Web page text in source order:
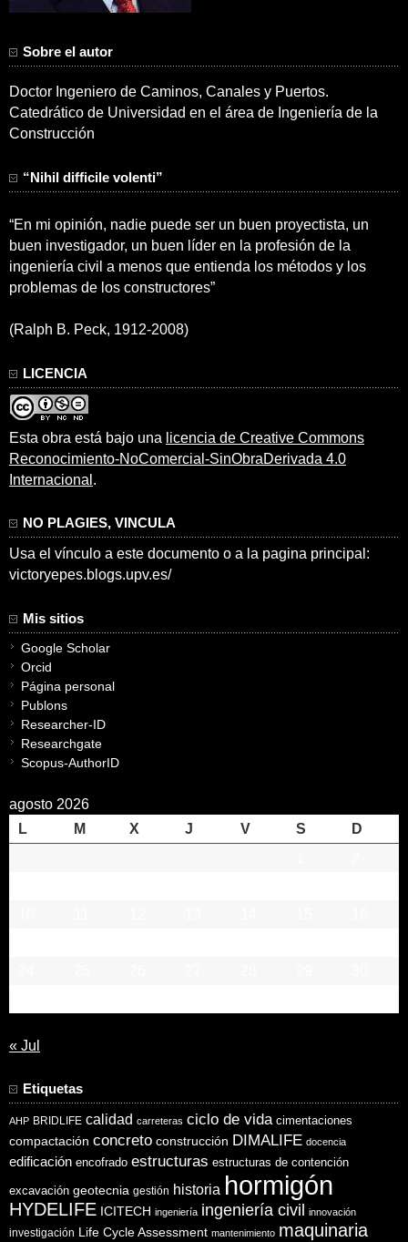
Sobre el autor
Doctor Ingeniero de Caminos, Canales y Puertos.
Catedrático de Universidad en el área de Ingeniería de la
Construcción
“Nihil difficile volenti”
“En mi opinión, nadie puede ser un buen proyectista, un
buen investigador, un buen líder en la profesión de la
ingeniería civil a menos que entienda los métodos y los
problemas de los constructores”
(Ralph B. Peck, 1912-2008)
LICENCIA
Esta obra está bajo una licencia de Creative Commons
Reconocimiento-NoComercial-SinObraDerivada 4.0
Internacional .
NO PLAGIES, VINCULA
Usa el vínculo a este documento o a la pagina principal:
victoryepes.blogs.upv.es/
Mis sitios
Google Scholar
Orcid
Página personal
Publons
Researcher-ID
Researchgate
Scopus-AuthorID
agosto 2026
L
M X J V S
D
« Jul
Etiquetas
AHP BRIDLIFE calidad carreteras ciclo de vida cimentaciones
compactación concreto construcción DIMALIFE docencia
edificación encofrado estructuras estructuras de contención
excavación geotecnia gestión historia hormigón
HYDELIFE ICITECH ingeniería ingeniería civil innovación
investigación Life Cycle Assessment mantenimiento maquinaria